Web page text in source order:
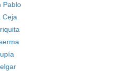
Pablo
Ceja